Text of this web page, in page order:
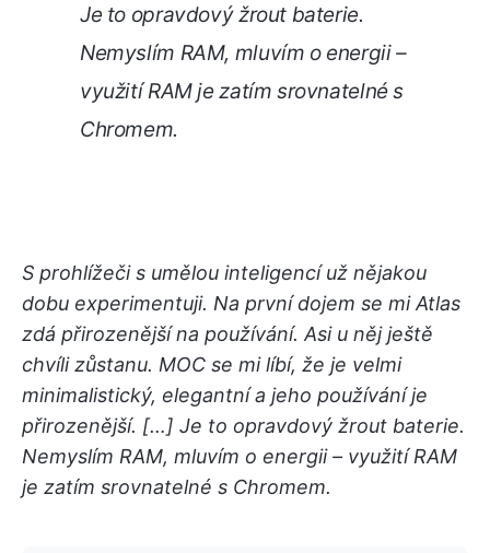
Je to opravdový žrout baterie.
Nemyslím RAM, mluvím o energii –
využití RAM je zatím srovnatelné s
Chromem.
S prohlížeči s umělou inteligencí už nějakou
dobu experimentuji. Na první dojem se mi Atlas
zdá přirozenější na používání. Asi u něj ještě
chvíli zůstanu. MOC se mi líbí, že je velmi
minimalistický, elegantní a jeho používání je
přirozenější. […] Je to opravdový žrout baterie.
Nemyslím RAM, mluvím o energii – využití RAM
je zatím srovnatelné s Chromem.